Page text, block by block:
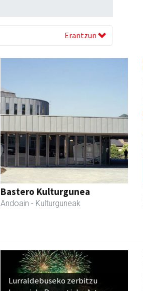
Erantzun
Bastero Kulturgunea
Andoain - Kulturguneak
Lurraldebuseko zerbitzu